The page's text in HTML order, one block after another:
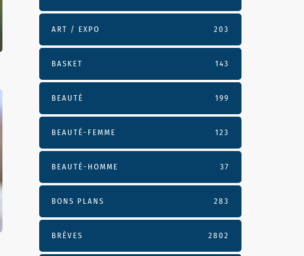
ART / EXPO 203
BASKET 143
BEAUTÉ 199
BEAUTÉ-FEMME 123
BEAUTÉ-HOMME 37
BONS PLANS 283
BRÈVES 2802